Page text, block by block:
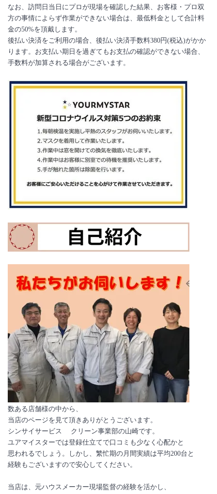
なお、訪問日当日にプロが現場を確認した結果、お客様・プロ双
方の事情によらず作業ができない場合は、最低料金として合計料
金の50%を頂戴します。
後払い決済をご利用の場合、後払い決済手数料380円(税込)がかか
ります。お支払い期日を過ぎてもお支払の確認ができない場合、
手数料が加算される場合がございます。
数ある店舗様の中から、
当店のページを見て頂きありがとうございます。
シンサイサービス クリーン事業部の山崎です。
ユアマイスターでは登録仕立てで口コミも少なく心配かと
思われるでしょう。しかし、繁忙期の月間実績は平均200台と
経験もございますので安心してください。
当店は、元ハウスメーカー現場監督の経験を活かし、